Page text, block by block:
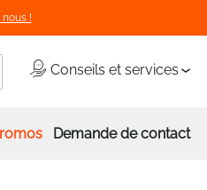
!
Conseils et services
Demande de contact